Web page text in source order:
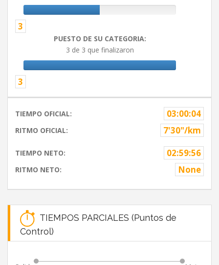
3
PUESTO DE SU CATEGORIA:
3 de 3 que finalizaron
3
TIEMPO OFICIAL: 03:00:04
RITMO OFICIAL: 7'30"/km
TIEMPO NETO: 02:59:56
RITMO NETO: None
TIEMPOS PARCIALES (Puntos de
Control)